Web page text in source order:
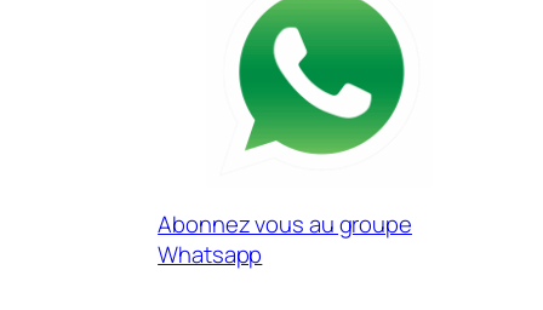
Abonnez vous au groupe
Whatsapp